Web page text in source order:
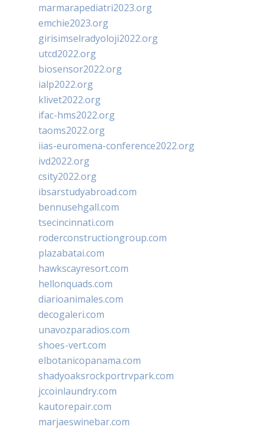
marmarapediatri2023.org
emchie2023.org
girisimselradyoloji2022.org
utcd2022.org
biosensor2022.org
ialp2022.org
klivet2022.org
ifac-hms2022.org
taoms2022.org
iias-euromena-conference2022.org
ivd2022.org
csity2022.org
ibsarstudyabroad.com
bennusehgall.com
tsecincinnati.com
roderconstructiongroup.com
plazabatai.com
hawkscayresort.com
hellonquads.com
diarioanimales.com
decogaleri.com
unavozparadios.com
shoes-vert.com
elbotanicopanama.com
shadyoaksrockportrvpark.com
jccoinlaundry.com
kautorepair.com
marjaeswinebar.com